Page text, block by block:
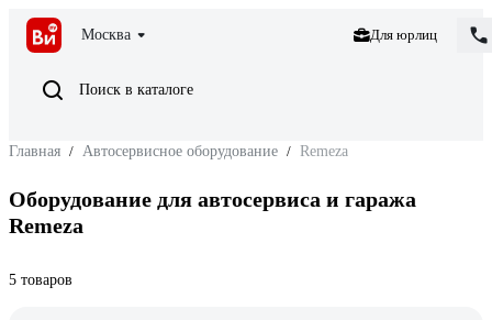
Москва Для юрлиц
Поиск в каталоге
Главная / Автосервисное оборудование / Remeza
Оборудование для автосервиса и гаража
Remeza
5 товаров